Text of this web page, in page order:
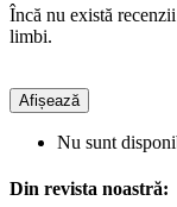
Încă nu există
limbi.
Afișează
Nu sunt
Din revista noastră: